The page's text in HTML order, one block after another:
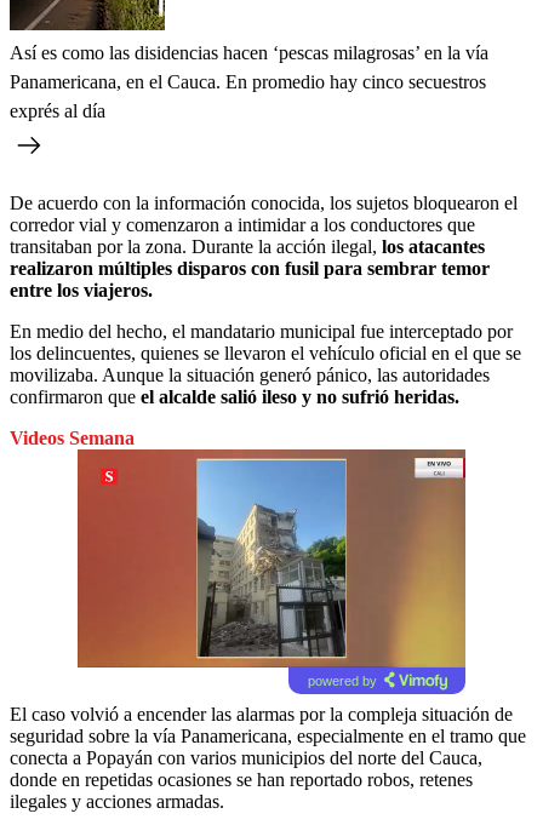
Así es como las disidencias hacen ‘pescas milagrosas’ en la vía
Panamericana, en el Cauca. En promedio hay cinco secuestros
exprés al día
De acuerdo con la información conocida, los sujetos bloquearon el
corredor vial y comenzaron a intimidar a los conductores que
transitaban por la zona. Durante la acción ilegal, los atacantes
realizaron múltiples disparos con fusil para sembrar temor
entre los viajeros.
En medio del hecho, el mandatario municipal fue interceptado por
los delincuentes, quienes se llevaron el vehículo oficial en el que se
movilizaba. Aunque la situación generó pánico, las autoridades
confirmaron que el alcalde salió ileso y no sufrió heridas.
Videos Semana
powered by
El caso volvió a encender las alarmas por la compleja situación de
seguridad sobre la vía Panamericana, especialmente en el tramo que
conecta a Popayán con varios municipios del norte del Cauca,
donde en repetidas ocasiones se han reportado robos, retenes
ilegales y acciones armadas.